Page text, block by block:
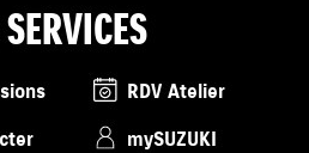
RDV Atelier
mySUZUKI